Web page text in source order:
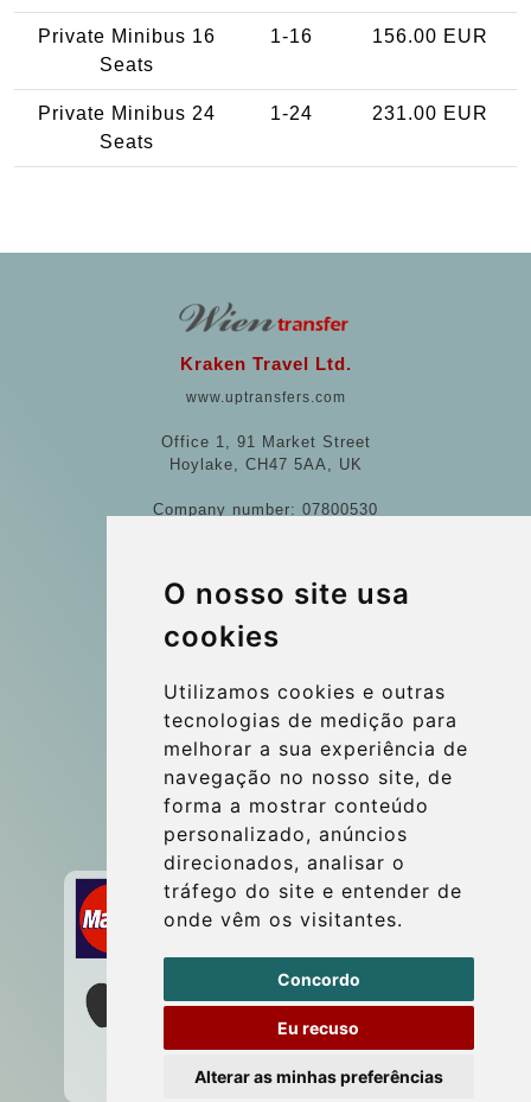
O nosso site usa
cookies
Utilizamos cookies e outras
tecnologias de medição para
melhorar a sua experiência de
navegação no nosso site, de
forma a mostrar conteúdo
personalizado, anúncios
direcionados, analisar o
tráfego do site e entender de
onde vêm os visitantes.
Concordo
Eu recuso
Alterar as minhas preferências
Private Minibus 16
Seats
1-16 156.00 EUR
Private Minibus 24
Seats
1-24 231.00 EUR
Kraken Travel Ltd.
www.uptransfers.com
Office 1, 91 Market Street
Hoylake, CH47 5AA, UK
Company number: 07800530
More
Blog
Contact
info@wientransfer.com
Secure Payment with STRIPE